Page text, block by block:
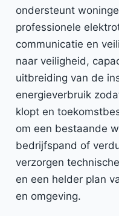
ondersteunt
professionele
communicatie en
naar veiligheid,
uitbreiding van de
energieverbruik
klopt en
om een bestaande
bedrijfspand of
verzorgen
en een helder plan
en omgeving.